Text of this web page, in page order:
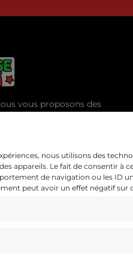
nous utilisons des
appareils. Le fait de consentir à
de navigation ou les ID
peut avoir un effet négatif sur
vous proposons des
d'utilisation et des
Si vous avez des
titi | Site réalisé par